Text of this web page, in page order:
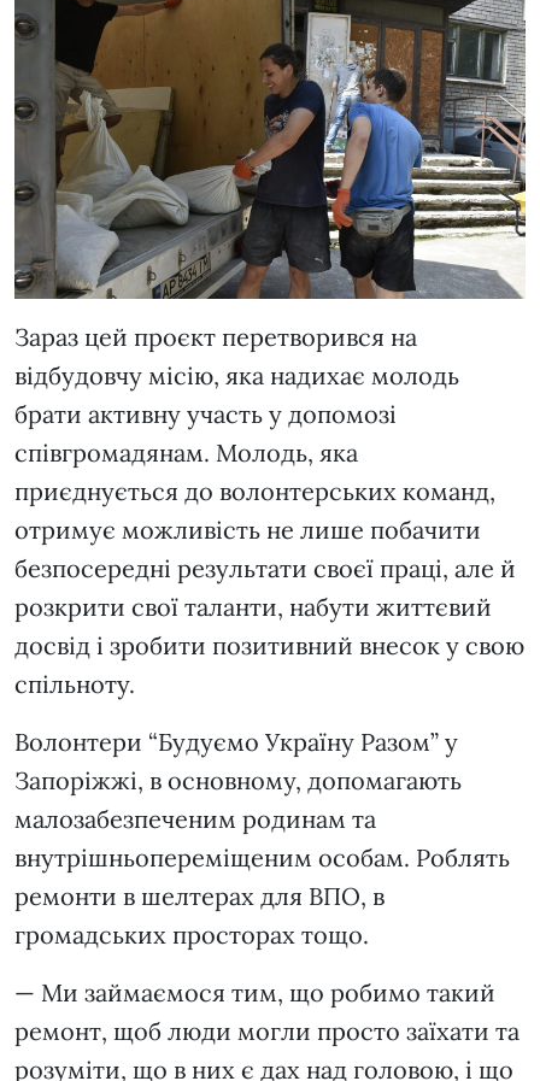
Зараз цей проєкт перетворився на
відбудовчу місію, яка надихає молодь
брати активну участь у допомозі
співгромадянам. Молодь, яка
приєднується до волонтерських команд,
отримує можливість не лише побачити
безпосередні результати своєї праці, але й
розкрити свої таланти, набути життєвий
досвід і зробити позитивний внесок у свою
спільноту.
Волонтери “Будуємо Україну Разом” у
Запоріжжі, в основному, допомагають
малозабезпеченим родинам та
внутрішньопереміщеним особам. Роблять
ремонти в шелтерах для ВПО, в
громадських просторах тощо.
— Ми займаємося тим, що робимо такий
ремонт, щоб люди могли просто заїхати та
розуміти, що в них є дах над головою, і що